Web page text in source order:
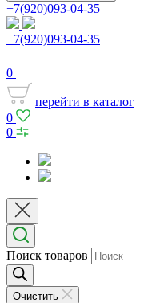
+7(920)093-04-35
+7(920)093-04-35
0
перейти в каталог
0
0
Поиск товаров
Очистить